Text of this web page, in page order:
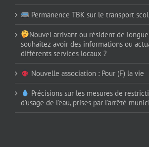
Permanence TBK sur le transport
Nouvel arrivant ou résident de
souhaitez avoir des informations ou
différents services locaux ?
Nouvelle association : Pour (F) la vie
Précisions sur les mesures de
d’usage de l’eau, prises par l’arrêté